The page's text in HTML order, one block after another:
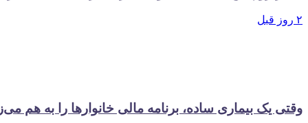
۲ روز قبل
وقتی یک بیماری ساده، برنامه مالی خانوارها را به هم